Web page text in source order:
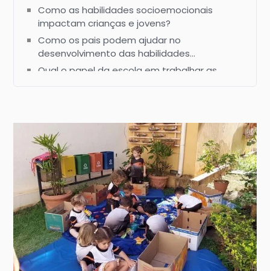
Como as habilidades socioemocionais
impactam crianças e jovens?
Como os pais podem ajudar no
desenvolvimento das habilidades
socioemocionais?
Qual o papel da escola em trabalhar as